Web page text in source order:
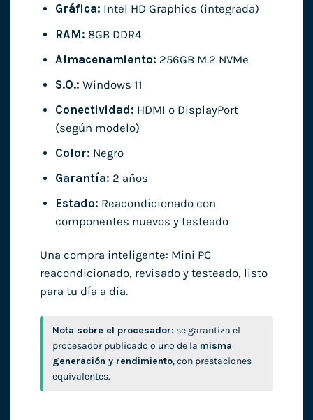
Gráfica: Intel HD Graphics (integrada)
RAM: 8GB DDR4
Almacenamiento: 256GB M.2 NVMe
S.O.: Windows 11
Conectividad: HDMI o DisplayPort
(según modelo)
Color: Negro
Garantía: 2 años
Estado: Reacondicionado con
componentes nuevos y testeado
Una compra inteligente: Mini PC
reacondicionado, revisado y testeado, listo
para tu día a día.
Nota sobre el procesador: se garantiza el
procesador publicado o uno de la misma
generación y rendimiento, con prestaciones
equivalentes.